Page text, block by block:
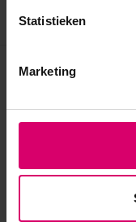
Statistieken
Marketing
Eerder bekeken